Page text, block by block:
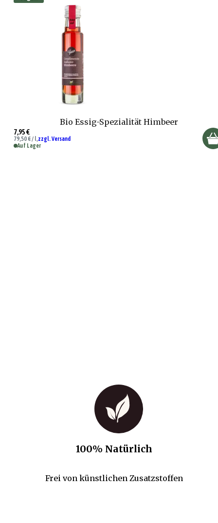
Bio Essig-Spezialität Himbeer
7,95 €
79,50 € / l,zzgl. Versand
Auf Lager
100% Natürlich
Frei von künstlichen Zusatzstoffen